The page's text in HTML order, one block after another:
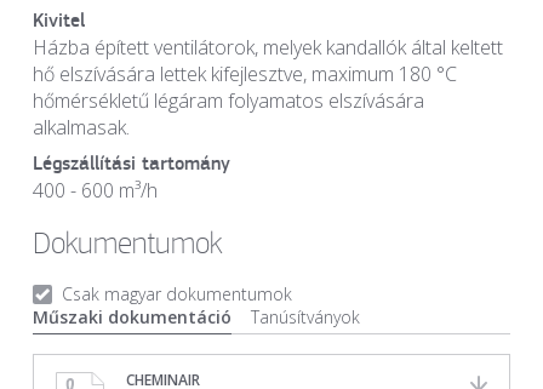
Kivitel
Házba épített ventilátorok, melyek kandallók által keltett
hő elszívására lettek kifejlesztve, maximum 180 °C
hőmérsékletű légáram folyamatos elszívására
alkalmasak.
Légszállítási tartomány
400 - 600 m³/h
Dokumentumok
Csak magyar dokumentumok
Műszaki dokumentáció
Tanúsítványok
CHEMINAIR